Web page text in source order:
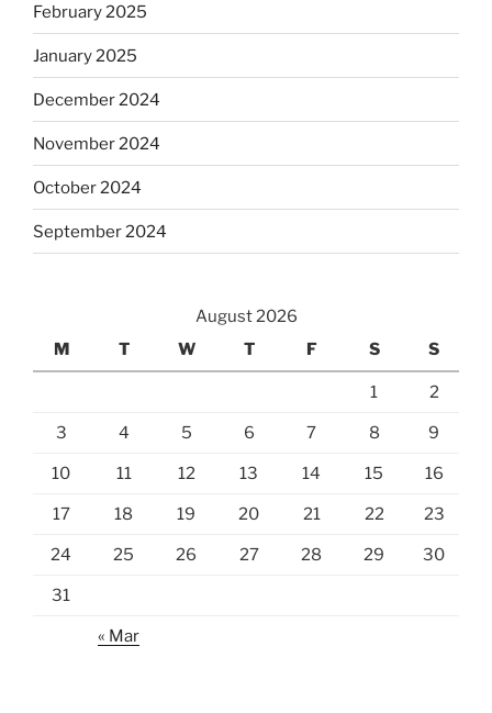
February 2025
January 2025
December 2024
November 2024
October 2024
September 2024
August 2026
M
T W T F S S
1 2
3 4 5 6 7 8 9
10 11 12 13 14 15 16
17 18 19 20 21 22 23
24 25 26 27 28 29 30
31
« Mar